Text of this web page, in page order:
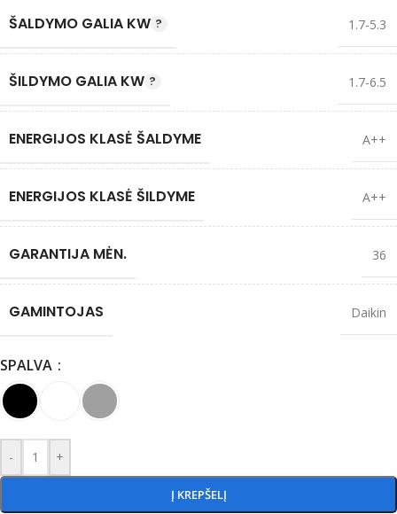
ŠALDYMO GALIA KW 1.7-5.3
ŠILDYMO GALIA KW 1.7-6.5
ENERGIJOS KLASĖ ŠALDYME A++
ENERGIJOS KLASĖ ŠILDYME A++
GARANTIJA MĖN. 36
GAMINTOJAS Daikin
SPALVA
- +
Į KREPŠELĮ